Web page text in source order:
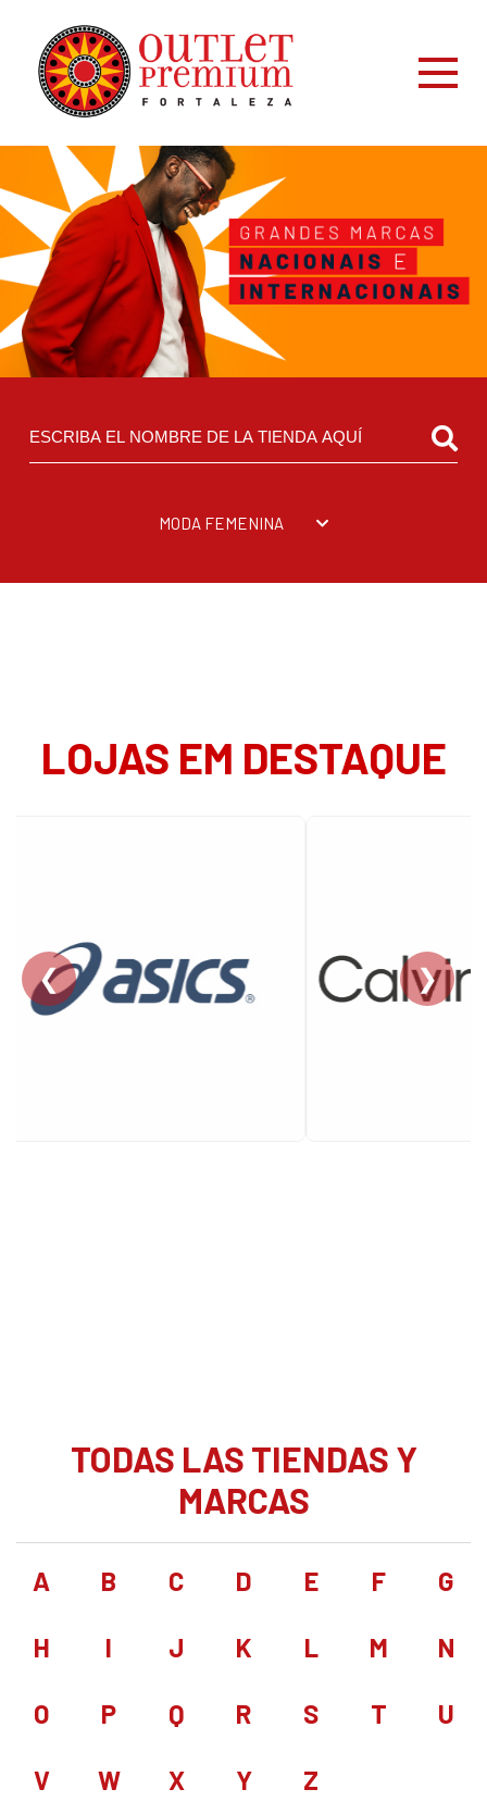
MODA FEMENINA
LOJAS EM DESTAQUE
❮ ❯
TODAS LAS TIENDAS Y
MARCAS
A B C D E F G
H I J K L M N
O P Q R S T U
V W X Y Z